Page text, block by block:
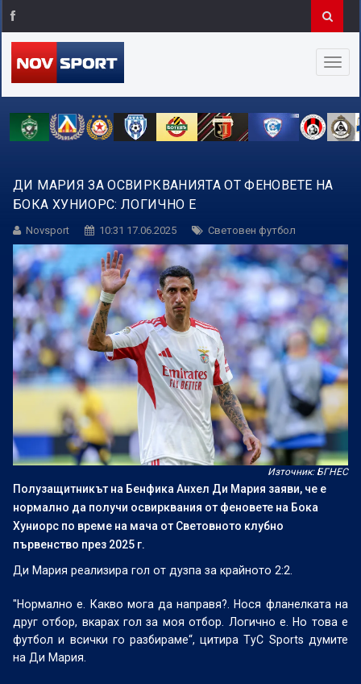
ДИ МАРИЯ ЗА ОСВИРКВАНИЯТА ОТ ФЕНОВЕТЕ НА
БОКА ХУНИОРС: ЛОГИЧНО Е
Novsport 10:31 17.06.2025 Световен футбол
Източник: БГНЕС
Полузащитникът на Бенфика Анхел Ди Мария заяви, че е
нормално да получи освирквания от феновете на Бока
Хуниорс по време на мача от Световното клубно
първенство през 2025 г.
Ди Мария реализира гол от дузпа за крайното 2:2.
"Нормално е. Какво мога да направя?. Нося фланелката на
друг отбор, вкарах гол за моя отбор. Логично е. Но това е
футбол и всички го разбираме“, цитира TyC Sports думите
на Ди Мария.